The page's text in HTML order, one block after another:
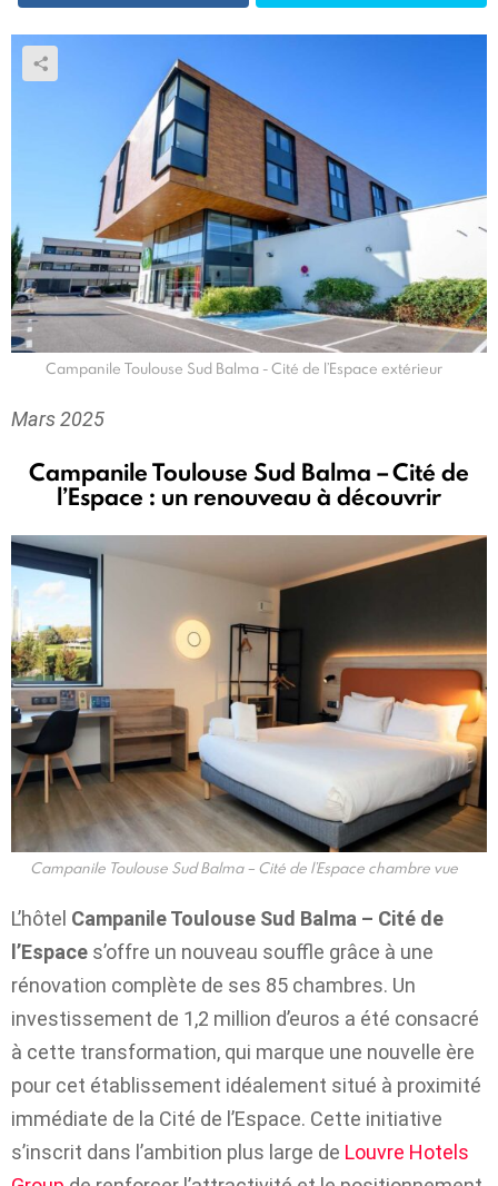
Campanile Toulouse Sud Balma - Cité de l’Espace extérieur
Mars 2025
Campanile Toulouse Sud Balma – Cité de
l’Espace : un renouveau à découvrir
Campanile Toulouse Sud Balma – Cité de l’Espace chambre vue
L’hôtel Campanile Toulouse Sud Balma – Cité de
l’Espace s’offre un nouveau souffle grâce à une
rénovation complète de ses 85 chambres. Un
investissement de 1,2 million d’euros a été consacré
à cette transformation, qui marque une nouvelle ère
pour cet établissement idéalement situé à proximité
immédiate de la Cité de l’Espace. Cette initiative
s’inscrit dans l’ambition plus large de Louvre Hotels